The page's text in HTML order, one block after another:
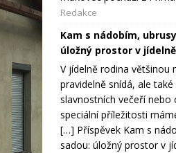
Redakce
Kam s nádobím,
úložný prostor v jídelně
V jídelně rodina většinou
pravidelně snídá, ale také
slavnostních večeří nebo
speciální příležitosti
[…] Příspěvek Kam s
sadou: úložný prostor v